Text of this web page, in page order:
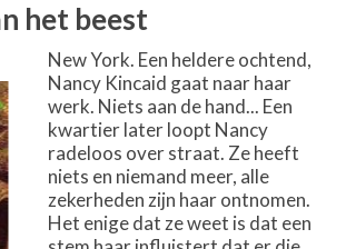
het beest
New York. Een heldere ochtend,
Nancy Kincaid gaat naar haar
werk. Niets aan de hand... Een
kwartier later loopt Nancy
radeloos over straat. Ze heeft
niets en niemand meer, alle
zekerheden zijn haar ontnomen.
Het enige dat ze weet is dat een